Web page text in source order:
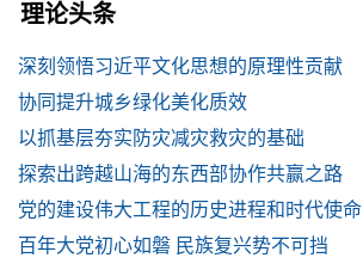
理论头条
深刻领悟习近平文化思想的原理性贡献
协同提升城乡绿化美化质效
以抓基层夯实防灾减灾救灾的基础
探索出跨越山海的东西部协作共赢之路
党的建设伟大工程的历史进程和时代使命
百年大党初心如磐 民族复兴势不可挡